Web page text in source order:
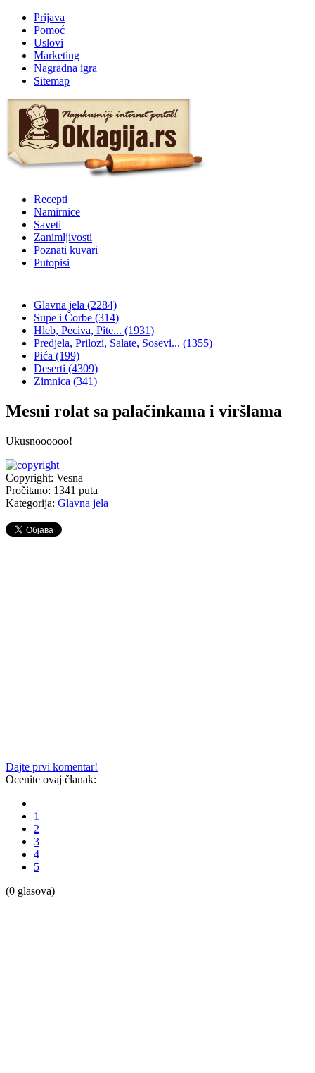
Prijava
Pomoć
Uslovi
Marketing
Nagradna igra
Sitemap
Recepti
Namirnice
Saveti
Zanimljivosti
Poznati kuvari
Putopisi
Glavna jela (2284)
Supe i Čorbe (314)
Hleb, Peciva, Pite... (1931)
Predjela, Prilozi, Salate, Sosevi... (1355)
Pića (199)
Deserti (4309)
Zimnica (341)
Mesni rolat sa palačinkama i viršlama
Ukusnoooooo!
Copyright: Vesna
Pročitano: 1341 puta
Kategorija: Glavna jela
Dajte prvi komentar!
Ocenite ovaj članak:
1
2
3
4
5
(0 glasova)